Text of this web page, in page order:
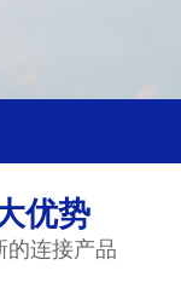
优势
的连接产品